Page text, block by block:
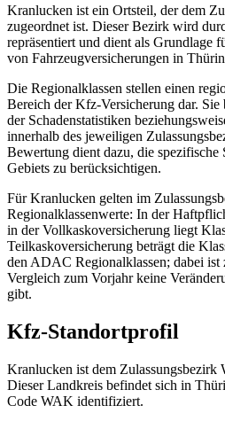
Kranlucken ist ein Ortsteil, der dem
zugeordnet ist. Dieser Bezirk wird
repräsentiert und dient als Grundlage
von Fahrzeugversicherungen in
Die Regionalklassen stellen einen
Bereich der Kfz-Versicherung dar. Sie
der Schadenstatistiken
innerhalb des jeweiligen
Bewertung dient dazu, die spezifische
Gebiets zu berücksichtigen.
Für Kranlucken gelten im
Regionalklassenwerte: In der
in der Vollkaskoversicherung liegt
Teilkaskoversicherung beträgt die
den ADAC Regionalklassen; dabei ist
Vergleich zum Vorjahr keine
gibt.
Kfz-Standortprofil
Kranlucken ist dem Zulassungsbezirk
Dieser Landkreis befindet sich in
Code WAK identifiziert.